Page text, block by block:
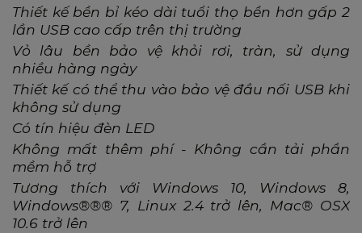
Thiết kế bền bỉ kéo dài tuổi thọ bền hơn gấp 2
lần USB cao cấp trên thị trường
Vỏ lâu bền bảo vệ khỏi rơi, tràn, sử dụng
nhiều hàng ngày
Thiết kế có thể thu vào bảo vệ đầu nối USB khi
không sử dụng
Có tín hiệu đèn LED
Không mất thêm phí - Không cần tải phần
mềm hỗ trợ
Tương thích với Windows 10, Windows 8,
Windows®®® 7, Linux 2.4 trở lên, Mac® OSX
10.6 trở lên